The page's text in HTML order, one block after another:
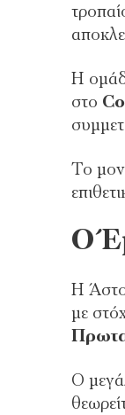
Η
στο
Το
Ο
Η
με
Ο